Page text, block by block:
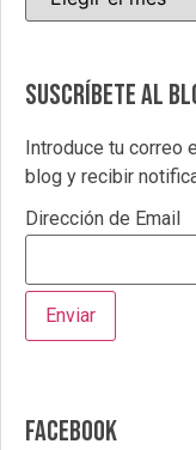
Suscríbete al
Introduce tu correo
blog y recibir
Dirección de Email
Facebook